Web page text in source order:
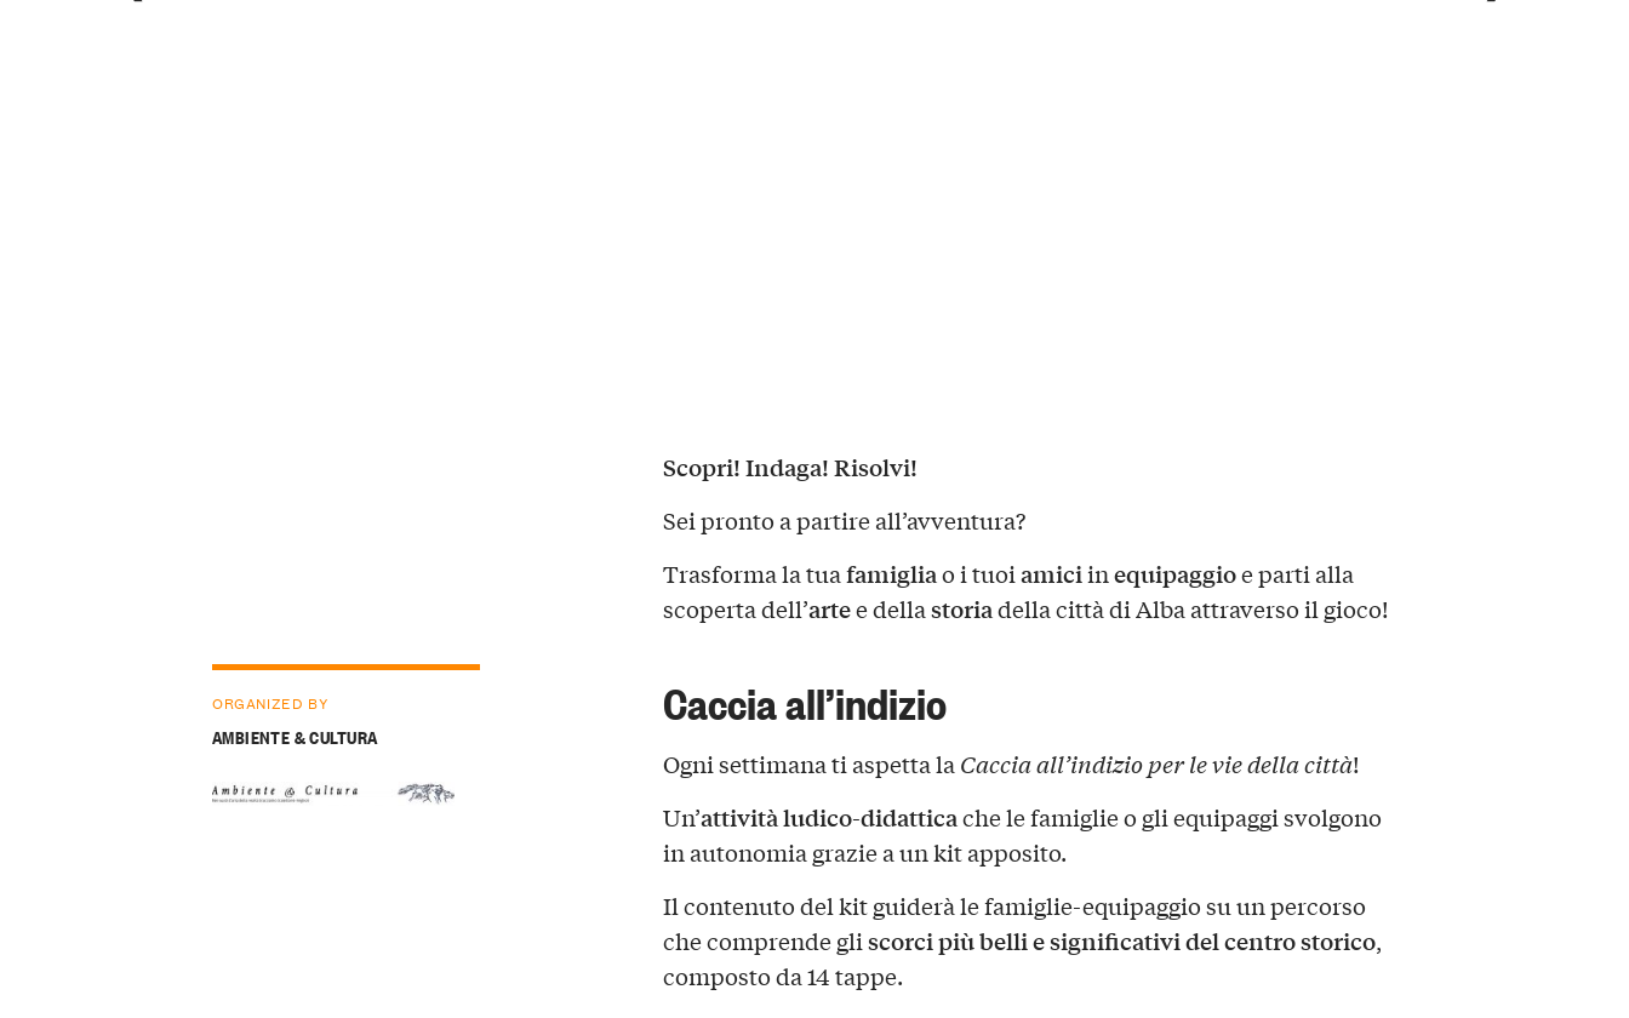
Scopri! Indaga! Risolvi!
Sei pronto a partire all’avventura?
Trasforma la tuafamigliao i tuoiamiciinequipaggioe parti alla
scoperta dell’artee dellastoriadella città di Alba attraverso il gioco!
Caccia all’indizio
Ogni settimana ti aspetta la Caccia all’indizio per le vie della città!
Un’attività ludico-didatticache le famiglie o gli equipaggi svolgono
in autonomia grazie a un kit apposito.
Il contenuto del kit guiderà le famiglie-equipaggio su un percorso
che comprende gliscorci più belli e significativi del centro storico,
composto da 14 tappe.
ORGANIZED BY
AMBIENTE & CULTURA